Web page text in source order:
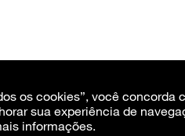
os cookies”, você concorda
sua experiência de
informações.